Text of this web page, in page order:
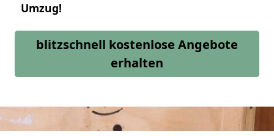
Umzug!
blitzschnell kostenlose Angebote
erhalten